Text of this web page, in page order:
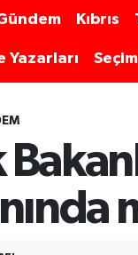
Kıbrıs
Yazarları